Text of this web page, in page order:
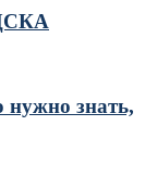
нужно знать,